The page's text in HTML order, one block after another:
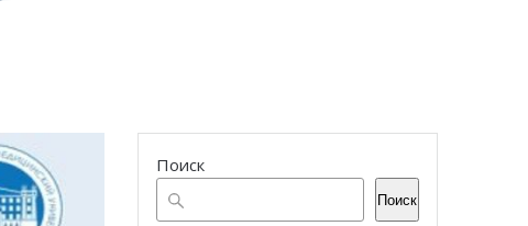
Поиск
Поиск